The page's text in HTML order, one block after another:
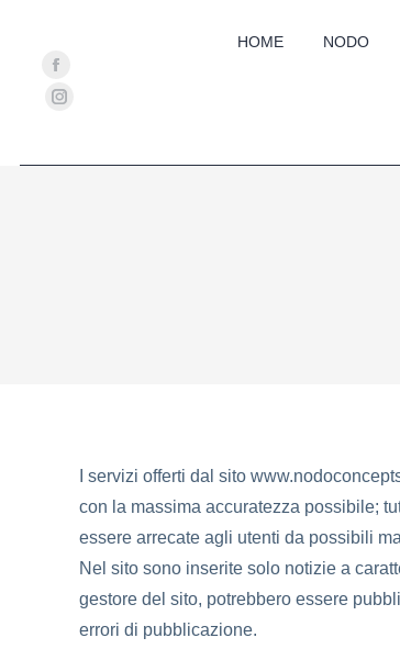
HOME NODO
Facebook
page
in
Instagram
opens
I servizi offerti dal sito
con la massima accuratezza possibile;
essere arrecate agli utenti da possibili
Nel sito sono inserite solo notizie a
gestore del sito, potrebbero essere
errori di pubblicazione.